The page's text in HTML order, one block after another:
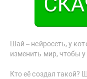
Шай – нейросеть, у
изменить мир, чтобы
Кто её создал такой?